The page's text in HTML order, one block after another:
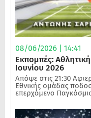
08/06/2026 | 14:41
Εκπομπές:
Ιουνίου 2026
Απόψε στις 21:30
Εθνικής ομάδας
επερχόμενο